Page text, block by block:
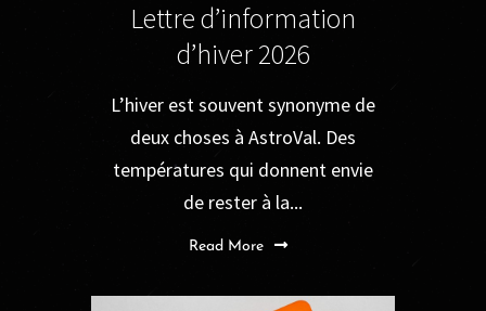
Lettre d’information
d’hiver 2026
L’hiver est souvent synonyme de
deux choses à AstroVal. Des
températures qui donnent envie
de rester à la...
Read More